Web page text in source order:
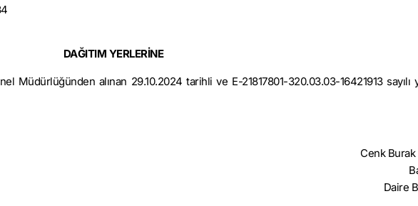
DAĞITIM YERLERİNE
Müdürlüğünden alınan 29.10.2024 tarihli ve E-21817801-320.03.03-16421913 sayılı
Cenk Burak
Daire